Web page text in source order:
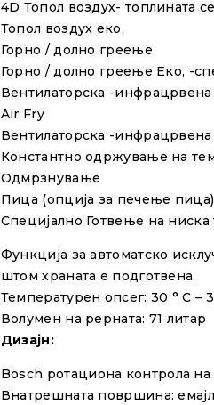
4D Топол воздух- топлината
Топол воздух еко,
Горно / долно греење
Горно / долно греење Еко, -
Вентилаторска -инфрацрвена
Air Fry
Вентилаторска -инфрацрвена
Константно одржување на
Одмрзнување
Пица (опција за печење пица)
Специјално Готвење на ниска
Функција за автоматско
штом храната е подготвена.
Температурен опсег: 30 ° C –
Волумен на рерната: 71 литар
Дизајн:
Bosch ротациона контрола на
Внатрешната површина: